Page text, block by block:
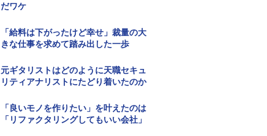
だワケ
「給料は下がったけど幸せ」裁量の大
きな仕事を求めて踏み出した一歩
元ギタリストはどのように天職セキュ
リティアナリストにたどり着いたのか
「良いモノを作りたい」を叶えたのは
「リファクタリングしてもいい会社」